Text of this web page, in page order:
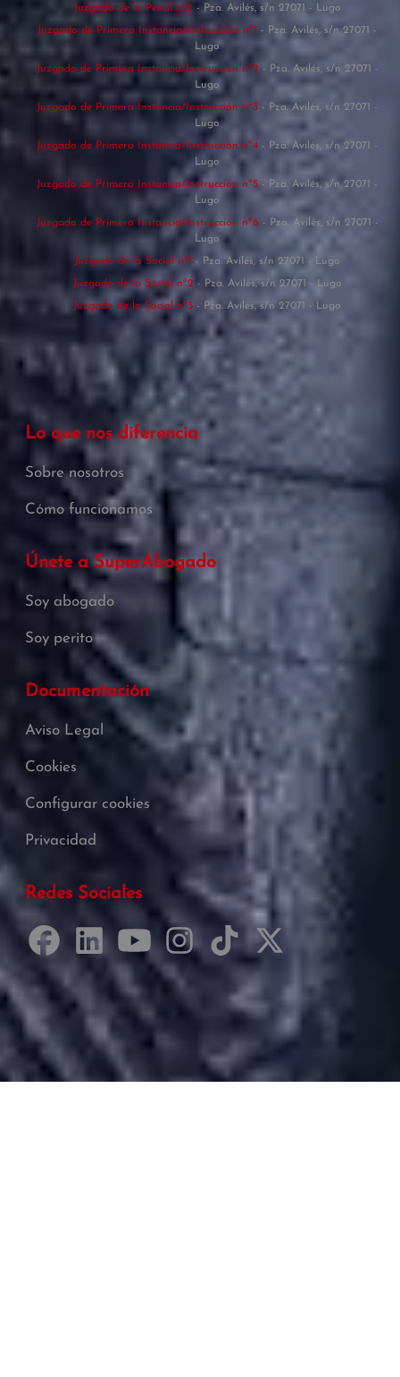
Juzgado de lo Penal nº2 - Pza. Avilés, s/n 27071 - Lugo
Juzgado de Primera Instancia/Instrucción nº1 - Pza. Avilés, s/n 27071 -
Lugo
Juzgado de Primera Instancia/Instrucción nº2 - Pza. Avilés, s/n 27071 -
Lugo
Juzgado de Primera Instancia/Instrucción nº3 - Pza. Avilés, s/n 27071 -
Lugo
Juzgado de Primera Instancia/Instrucción nº4 - Pza. Avilés, s/n 27071 -
Lugo
Juzgado de Primera Instancia/Instrucción nº5 - Pza. Avilés, s/n 27071 -
Lugo
Juzgado de Primera Instancia/Instrucción nº6 - Pza. Avilés, s/n 27071 -
Lugo
Juzgado de lo Social nº1 - Pza. Avilés, s/n 27071 - Lugo
Juzgado de lo Social nº2 - Pza. Avilés, s/n 27071 - Lugo
Juzgado de lo Social nº3 - Pza. Avilés, s/n 27071 - Lugo
Lo que nos diferencia
Sobre nosotros
Cómo funcionamos
Únete a SuperAbogado
Soy abogado
Soy perito
Documentación
Aviso Legal
Cookies
Configurar cookies
Privacidad
Redes Sociales
Desarrollado por Just Quality